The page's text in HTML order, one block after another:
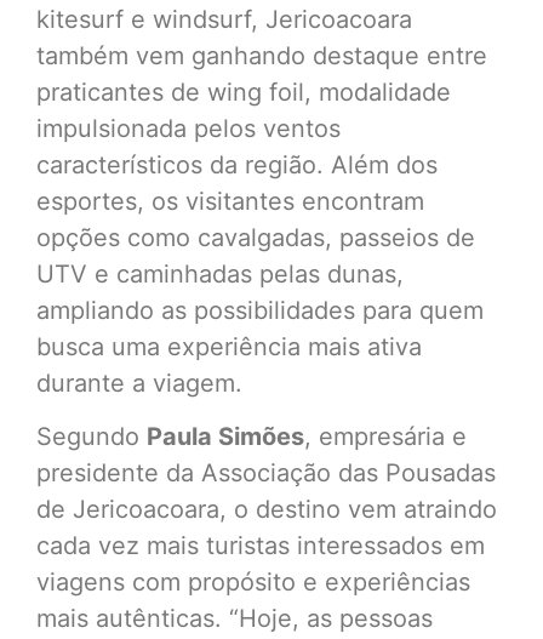
kitesurf e windsurf, Jericoacoara
também vem ganhando destaque entre
praticantes de wing foil, modalidade
impulsionada pelos ventos
característicos da região. Além dos
esportes, os visitantes encontram
opções como cavalgadas, passeios de
UTV e caminhadas pelas dunas,
ampliando as possibilidades para quem
busca uma experiência mais ativa
durante a viagem.
Segundo Paula Simões, empresária e
presidente da Associação das Pousadas
de Jericoacoara, o destino vem atraindo
cada vez mais turistas interessados em
viagens com propósito e experiências
mais autênticas. “Hoje, as pessoas